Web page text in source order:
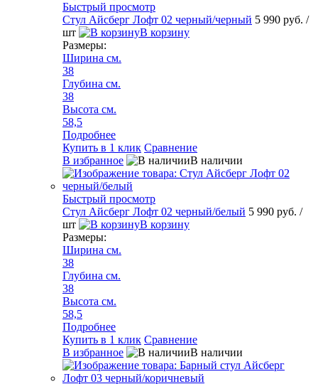
Быстрый просмотр
Стул Айсберг Лофт 02 черный/черный 5 990 руб. /
шт
В корзину
Размеры:
Ширина см.
38
Глубина см.
38
Высота см.
58,5
Подробнее
Купить в 1 клик Сравнение
В избранное
В наличии
Быстрый просмотр
Стул Айсберг Лофт 02 черный/белый 5 990 руб. /
шт
В корзину
Размеры:
Ширина см.
38
Глубина см.
38
Высота см.
58,5
Подробнее
Купить в 1 клик Сравнение
В избранное
В наличии